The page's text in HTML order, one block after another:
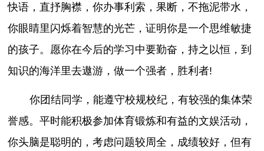
快语，直抒胸襟，你办事利索，果断，不拖泥带水，
你眼睛里闪烁着智慧的光芒，证明你是一个思维敏捷
的孩子。愿你在今后的学习中要勤奋，持之以恒，到
知识的海洋里去遨游，做一个强者，胜利者!
你团结同学，能遵守校规校纪，有较强的集体荣
誉感。平时能积极参加体育锻炼和有益的文娱活动，
你头脑是聪明的，考虑问题较周全，成绩较好，但有